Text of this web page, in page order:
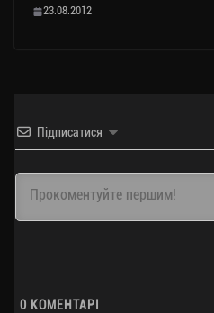
23.08.2012
Підписатися
0 КОМЕНТАРІ